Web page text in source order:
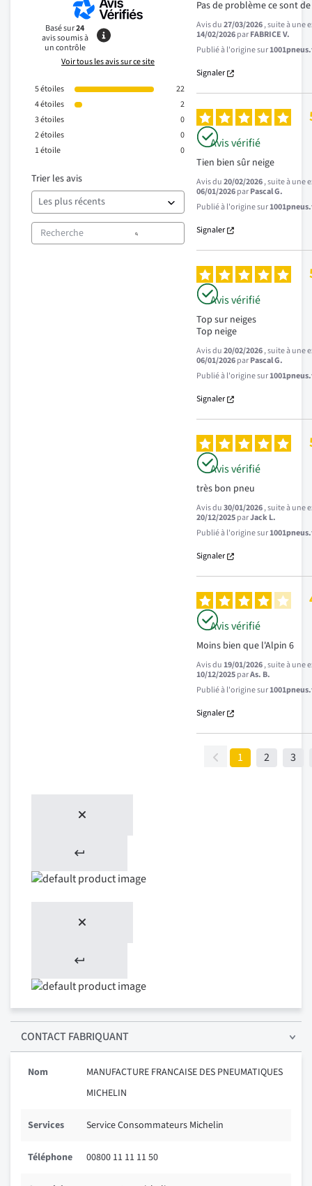
Basé sur24
avis soumis à
un contrôle
Voir tous les avis sur ce site
5étoiles
22
4étoiles
2
3étoiles
0
2étoiles
0
1étoile 0
Trier les avis
Pas de problème ce sont
Avis du27/03/2026, suite à une
14/02/2026parFABRICE V.
Publié à l'origine sur
Signaler
Avis vérifié
Tien bien sûr neige
Avis du20/02/2026, suite à une
06/01/2026parPascal G.
Publié à l'origine sur
Signaler
Avis vérifié
Top sur neiges
Top neige
Avis du20/02/2026, suite à une
06/01/2026parPascal G.
Publié à l'origine sur
Signaler
Avis vérifié
très bon pneu
Avis du30/01/2026, suite à une
20/12/2025parJack L.
Publié à l'origine sur
Signaler
Avis vérifié
Moins bien que l'Alpin 6
Avis du19/01/2026, suite à une
10/12/2025parAs. B.
Publié à l'origine sur
Signaler
1 2 3
CONTACT FABRIQUANT
Nom
MANUFACTURE FRANCAISE DES PNEUMATIQUES
MICHELIN
Services Service Consommateurs Michelin
Téléphone 00800 11 11 11 50